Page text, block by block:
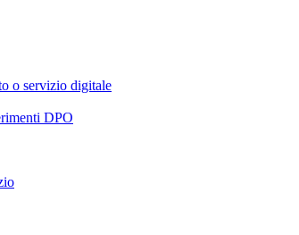
o servizio digitale
DPO